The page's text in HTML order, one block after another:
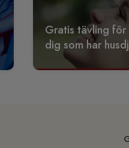
Gratis tävling för
dig som har